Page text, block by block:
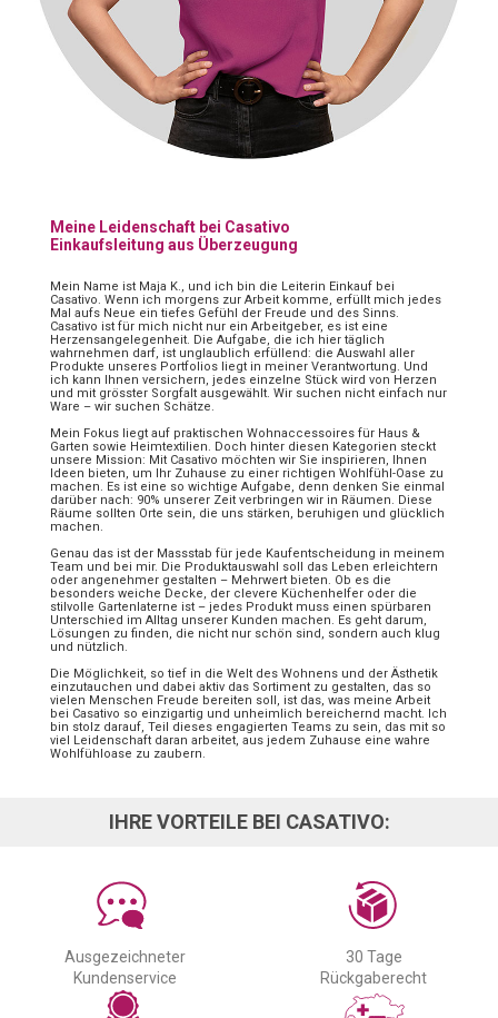
Meine Leidenschaft bei Casativo
Einkaufsleitung aus Überzeugung
Mein Name ist Maja K., und ich bin die Leiterin Einkauf bei
Casativo. Wenn ich morgens zur Arbeit komme, erfüllt mich jedes
Mal aufs Neue ein tiefes Gefühl der Freude und des Sinns.
Casativo ist für mich nicht nur ein Arbeitgeber, es ist eine
Herzensangelegenheit. Die Aufgabe, die ich hier täglich
wahrnehmen darf, ist unglaublich erfüllend: die Auswahl aller
Produkte unseres Portfolios liegt in meiner Verantwortung. Und
ich kann Ihnen versichern, jedes einzelne Stück wird von Herzen
und mit grösster Sorgfalt ausgewählt. Wir suchen nicht einfach nur
Ware – wir suchen Schätze.
Mein Fokus liegt auf praktischen Wohnaccessoires für Haus &
Garten sowie Heimtextilien. Doch hinter diesen Kategorien steckt
unsere Mission: Mit Casativo möchten wir Sie inspirieren, Ihnen
Ideen bieten, um Ihr Zuhause zu einer richtigen Wohlfühl-Oase zu
machen. Es ist eine so wichtige Aufgabe, denn denken Sie einmal
darüber nach: 90% unserer Zeit verbringen wir in Räumen. Diese
Räume sollten Orte sein, die uns stärken, beruhigen und glücklich
machen.
Genau das ist der Massstab für jede Kaufentscheidung in meinem
Team und bei mir. Die Produktauswahl soll das Leben erleichtern
oder angenehmer gestalten – Mehrwert bieten. Ob es die
besonders weiche Decke, der clevere Küchenhelfer oder die
stilvolle Gartenlaterne ist – jedes Produkt muss einen spürbaren
Unterschied im Alltag unserer Kunden machen. Es geht darum,
Lösungen zu finden, die nicht nur schön sind, sondern auch klug
und nützlich.
Die Möglichkeit, so tief in die Welt des Wohnens und der Ästhetik
einzutauchen und dabei aktiv das Sortiment zu gestalten, das so
vielen Menschen Freude bereiten soll, ist das, was meine Arbeit
bei Casativo so einzigartig und unheimlich bereichernd macht. Ich
bin stolz darauf, Teil dieses engagierten Teams zu sein, das mit so
viel Leidenschaft daran arbeitet, aus jedem Zuhause eine wahre
Wohlfühloase zu zaubern.
IHRE VORTEILE BEI CASATIVO:
Ausgezeichneter
Kundenservice
30 Tage
Rückgaberecht